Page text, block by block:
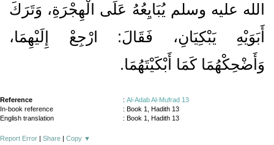
الله عليه وسلم يُبَايِعُهُ عَلَى الْهِجْرَةِ، وَتَرَكَ
أَبَوَيْهِ يَبْكِيَانِ، فَقَالَ‏:‏ ارْجِعْ إِلَيْهِمَا،
وَأَضْحِكْهُمَا كَمَا أَبْكَيْتَهُمَا‏.‏
Reference : Al-Adab Al-Mufrad 13
In-book reference
: Book 1, Hadith 13
English translation
: Book 1, Hadith 13
Report Error Share Copy ▼